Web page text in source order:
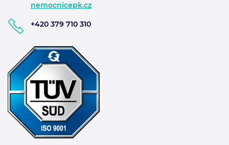
nemocnicepk.cz
+420 379 710 310